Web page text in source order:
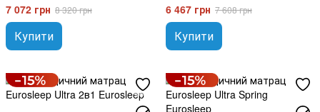
7 072 грн 8 320 грн
Купити
6 467 грн 7 608 грн
Купити